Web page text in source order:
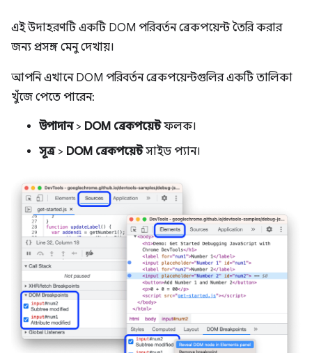
এই উদাহরণটি একটি DOM পরিবর্তন ব্রেকপয়েন্ট তৈরি করার
জন্য প্রসঙ্গ মেনু দেখায়।
আপনি এখানে DOM পরিবর্তন ব্রেকপয়েন্টগুলির একটি তালিকা
খুঁজে পেতে পারেন:
উপাদান> DOM ব্রেকপয়েন্টফলক।
সূত্র> DOM ব্রেকপয়েন্টসাইড প্যান।